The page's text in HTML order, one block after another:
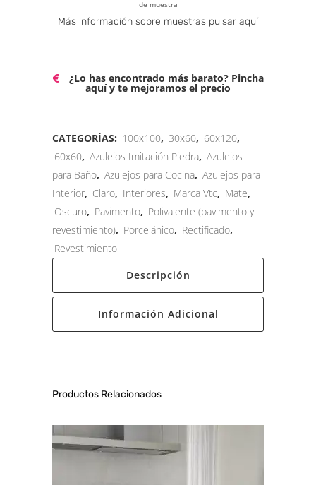
de muestra
Alternative:
Más información sobre muestras pulsar aquí
¿Lo has encontrado más barato? Pincha
aquí y te mejoramos el precio
CATEGORÍAS: 100x100, 30x60, 60x120,
60x60, Azulejos Imitación Piedra, Azulejos
para Baño, Azulejos para Cocina, Azulejos para
Interior, Claro, Interiores, Marca Vtc, Mate,
Oscuro, Pavimento, Polivalente (pavimento y
revestimiento), Porcelánico, Rectificado,
Revestimiento
Descripción
Información Adicional
Productos Relacionados